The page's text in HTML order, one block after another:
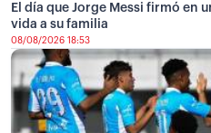
El día que Jorge Messi firmó en
vida a su familia
08/08/2026 18:53